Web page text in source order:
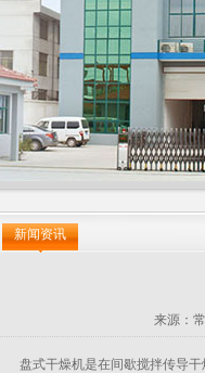
新闻资讯
来源：
盘式干燥机是在间歇搅拌传导干